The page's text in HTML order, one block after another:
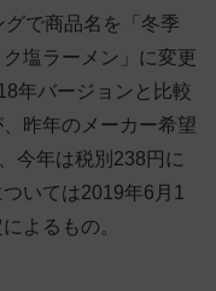
で商品名を「冬季
塩ラーメン」に変更
年バージョンと比較
昨年のメーカー希望
今年は税別238円に
いては2019年6月1
よるもの。